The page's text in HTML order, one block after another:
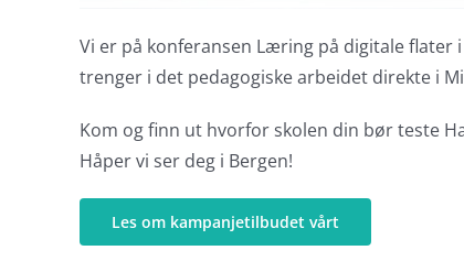
Vi er på konferansen Læring på digitale flater
trenger i det pedagogiske arbeidet direkte i
Kom og finn ut hvorfor skolen din bør teste
Håper vi ser deg i Bergen!
Les om kampanjetilbudet vårt